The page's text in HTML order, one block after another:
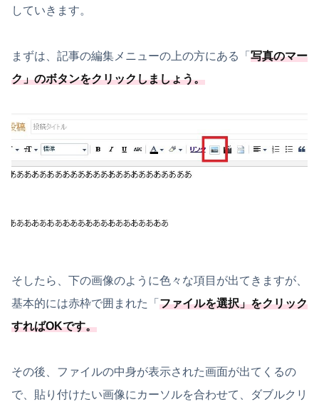
していきます。
まずは、記事の編集メニューの上の方にある「 写真のマー
ク」のボタンをクリックしましょう。
そしたら、下の画像のように色々な項目が出てきますが、
基本的には赤枠で囲まれた「 ファイルを選択」をクリック
すればOKです。
その後、ファイルの中身が表示された画面が出てくるの
で、貼り付けたい画像にカーソルを合わせて、ダブルクリ